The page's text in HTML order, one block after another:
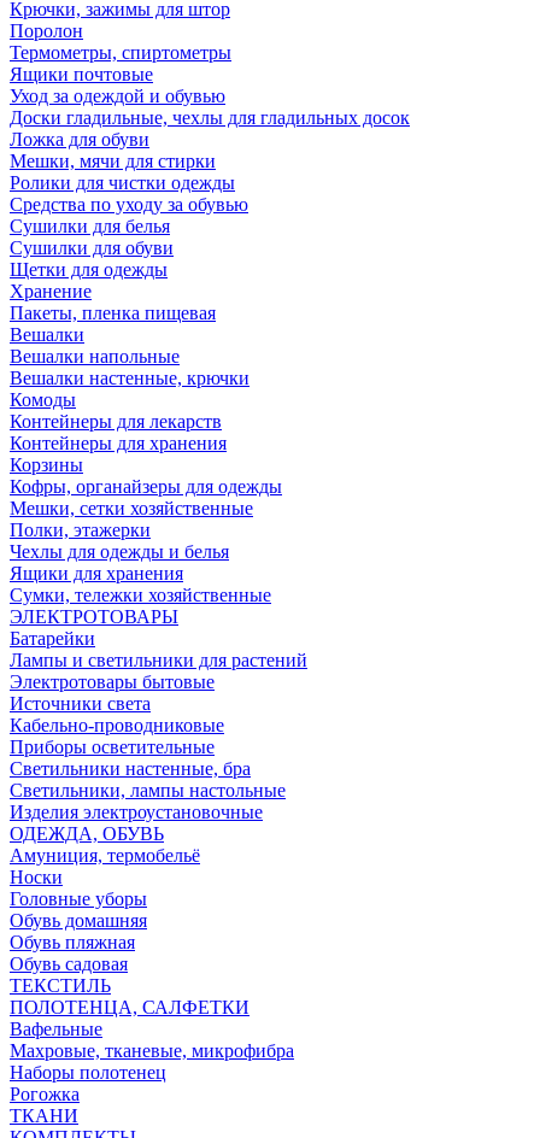
Крючки, зажимы для штор
Поролон
Термометры, спиртометры
Ящики почтовые
Уход за одеждой и обувью
Доски гладильные, чехлы для гладильных досок
Ложка для обуви
Мешки, мячи для стирки
Ролики для чистки одежды
Средства по уходу за обувью
Сушилки для белья
Сушилки для обуви
Щетки для одежды
Хранение
Пакеты, пленка пищевая
Вешалки
Вешалки напольные
Вешалки настенные, крючки
Комоды
Контейнеры для лекарств
Контейнеры для хранения
Корзины
Кофры, органайзеры для одежды
Мешки, сетки хозяйственные
Полки, этажерки
Чехлы для одежды и белья
Ящики для хранения
Сумки, тележки хозяйственные
ЭЛЕКТРОТОВАРЫ
Батарейки
Лампы и светильники для растений
Электротовары бытовые
Источники света
Кабельно-проводниковые
Приборы осветительные
Светильники настенные, бра
Светильники, лампы настольные
Изделия электроустановочные
ОДЕЖДА, ОБУВЬ
Амуниция, термобельё
Носки
Головные уборы
Обувь домашняя
Обувь пляжная
Обувь садовая
ТЕКСТИЛЬ
ПОЛОТЕНЦА, САЛФЕТКИ
Вафельные
Махровые, тканевые, микрофибра
Наборы полотенец
Рогожка
ТКАНИ